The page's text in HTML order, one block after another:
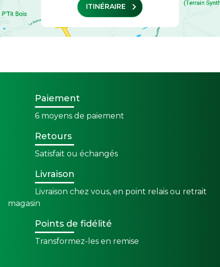
ITINÉRAIRE chevron_right
Paiement
6 moyens de paiement
Retours
Satisfait ou échangés
Livraison
Livraison chez vous, en point relais ou retrait
magasin
Points de fidélité
Transformez-les en remise